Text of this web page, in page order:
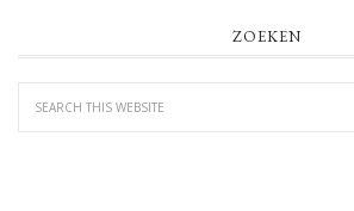
ZOEKEN